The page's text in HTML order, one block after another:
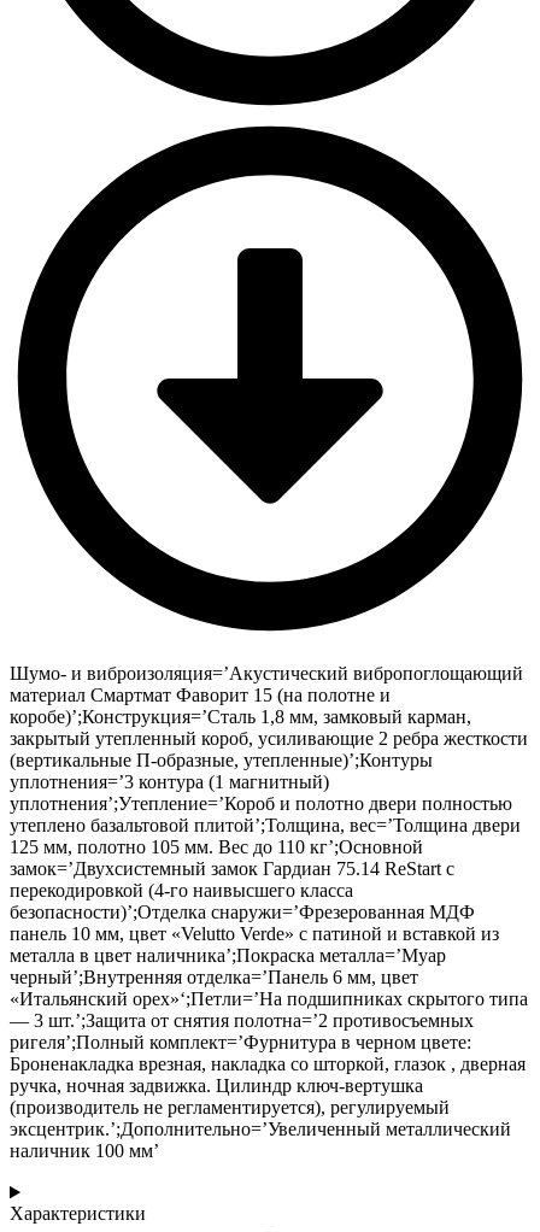
Шумо- и виброизоляция=’Акустический вибропоглощающий
материал Смартмат Фаворит 15 (на полотне и
коробе)’;Конструкция=’Сталь 1,8 мм, замковый карман,
закрытый утепленный короб, усиливающие 2 ребра жесткости
(вертикальные П-образные, утепленные)’;Контуры
уплотнения=’3 контура (1 магнитный)
уплотнения’;Утепление=’Короб и полотно двери полностью
утеплено базальтовой плитой’;Толщина, вес=’Толщина двери
125 мм, полотно 105 мм. Вес до 110 кг’;Основной
замок=’Двухсистемный замок Гардиан 75.14 ReStart с
перекодировкой (4-го наивысшего класса
безопасности)’;Отделка снаружи=’Фрезерованная МДФ
панель 10 мм, цвет «Velutto Verde» с патиной и вставкой из
металла в цвет наличника’;Покраска металла=’Муар
черный’;Внутренняя отделка=’Панель 6 мм, цвет
«Итальянский орех»‘;Петли=’На подшипниках скрытого типа
— 3 шт.’;Защита от снятия полотна=’2 противосъемных
ригеля’;Полный комплект=’Фурнитура в черном цвете:
Броненакладка врезная, накладка со шторкой, глазок , дверная
ручка, ночная задвижка. Цилиндр ключ-вертушка
(производитель не регламентируется), регулируемый
эксцентрик.’;Дополнительно=’Увеличенный металлический
наличник 100 мм’
Характеристики